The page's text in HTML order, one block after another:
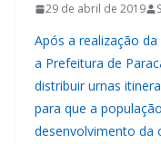
29 de abril de 2019
Após a realização
a Prefeitura de
distribuir urnas
para que a
desenvolvimento da